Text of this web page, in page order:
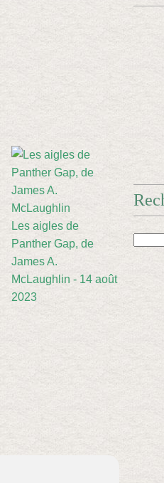
Les aigles de
Panther Gap, de
James A.
McLaughlin - 14 août
2023